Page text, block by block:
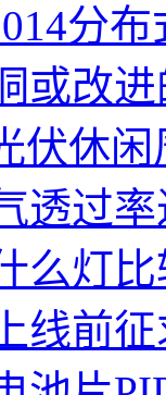
分
或改
伏休
透过
么灯
线前